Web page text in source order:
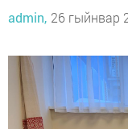
admin, 26 гыйнвар